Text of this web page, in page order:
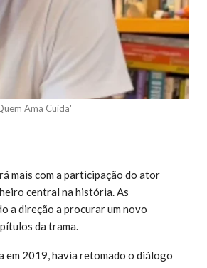
Ama Cuida'
mais com a participação do ator
central na história. As
a direção a procurar um novo
da trama.
em 2019, havia retomado o diálogo